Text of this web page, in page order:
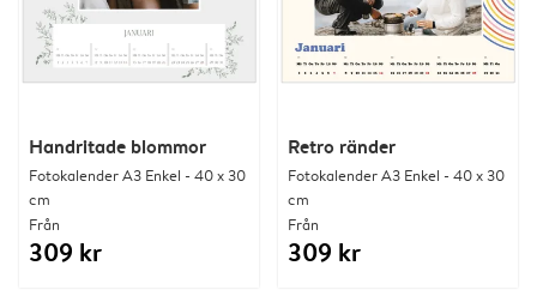
Handritade blommor
Fotokalender A3 Enkel - 40 x 30
cm
Från
309 kr
Retro ränder
Fotokalender A3 Enkel - 40 x 30
cm
Från
309 kr